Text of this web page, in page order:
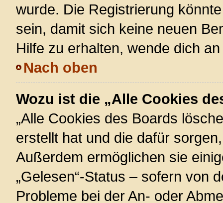
wurde. Die Registrierung
sein, damit sich keine neuen
Hilfe zu erhalten, wende dich
Nach oben
Wozu ist die „Alle Cookies
„Alle Cookies des Boards
erstellt hat und die dafür
Außerdem ermöglichen sie
„Gelesen“-Status – sofern von
Probleme bei der An- oder